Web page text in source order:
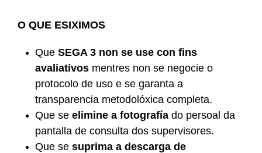
O QUE ESIXIMOS
Que SEGA 3 non se use con fins
avaliativos mentres non se negocie o
protocolo de uso e se garanta a
transparencia metodolóxica completa.
Que se elimine a fotografía do persoal da
pantalla de consulta dos supervisores.
Que se suprima a descarga de